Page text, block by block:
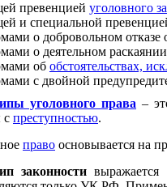
превенцией уголовного
и специальной
о добровольном отказе
о деятельном
об обстоятельствах,
с двойной
уголовного права –
с преступностью.
право основывается на
законности